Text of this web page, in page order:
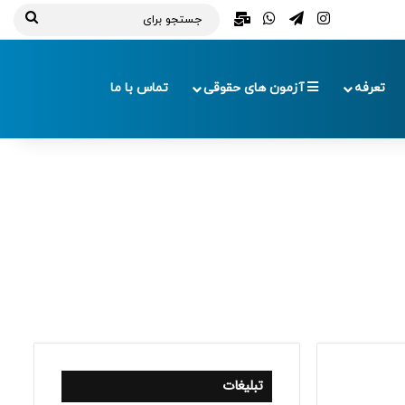
اینستاگرام
تلگرامواتس آپ
ایمیل
تعرفه آزمون های حقوقی تماس با ما
تبلیغات